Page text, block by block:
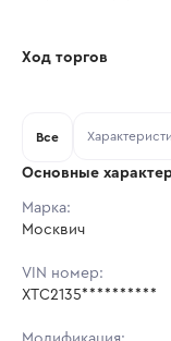
Тип аукциона:
Шаг торгов:
Кол-во ставок:
Ход торгов
Все
Основные
Марка:
Москвич
VIN номер:
XTC2135**********